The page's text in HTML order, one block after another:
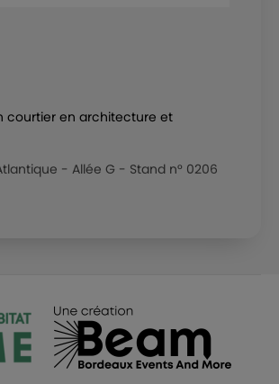
courtier en architecture et
- Allée G - Stand n° 0206